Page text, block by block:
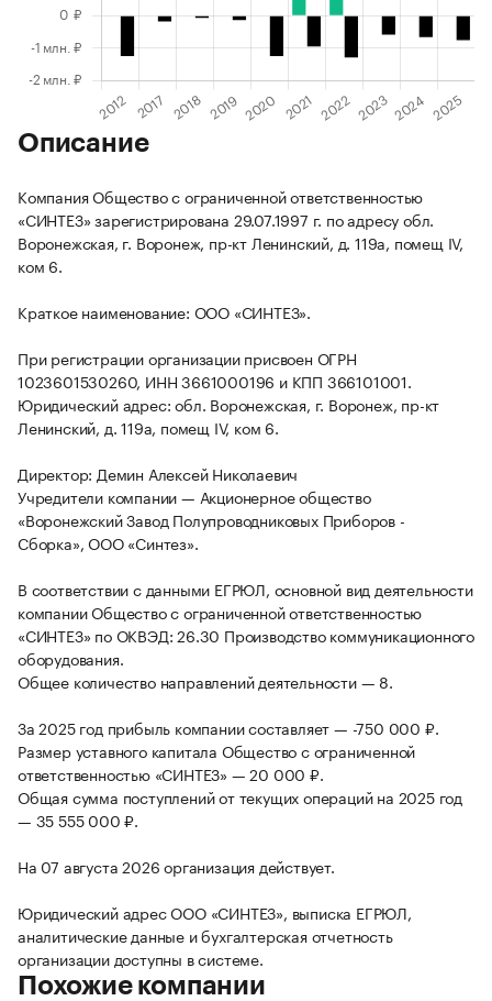
Описание
Компания Общество с ограниченной ответственностью
«СИНТЕЗ» зарегистрирована 29.07.1997 г. по адресу обл.
Воронежская, г. Воронеж, пр-кт Ленинский, д. 119а, помещ IV,
ком 6.
Краткое наименование: ООО «СИНТЕЗ».
При регистрации организации присвоен ОГРН
1023601530260, ИНН 3661000196 и КПП 366101001.
Юридический адрес: обл. Воронежская, г. Воронеж, пр-кт
Ленинский, д. 119а, помещ IV, ком 6.
Директор: Демин Алексей Николаевич
Учредители компании — Акционерное общество
«Воронежский Завод Полупроводниковых Приборов -
Сборка», ООО «Синтез».
В соответствии с данными ЕГРЮЛ, основной вид деятельности
компании Общество с ограниченной ответственностью
«СИНТЕЗ» по ОКВЭД: 26.30 Производство коммуникационного
оборудования.
Общее количество направлений деятельности — 8.
За 2025 год прибыль компании составляет — -750 000 ₽.
Размер уставного капитала Общество с ограниченной
ответственностью «СИНТЕЗ» — 20 000 ₽.
Общая сумма поступлений от текущих операций на 2025 год
— 35 555 000 ₽.
На 07 августа 2026 организация действует.
Юридический адрес ООО «СИНТЕЗ», выписка ЕГРЮЛ,
аналитические данные и бухгалтерская отчетность
организации доступны в системе.
Похожие компании